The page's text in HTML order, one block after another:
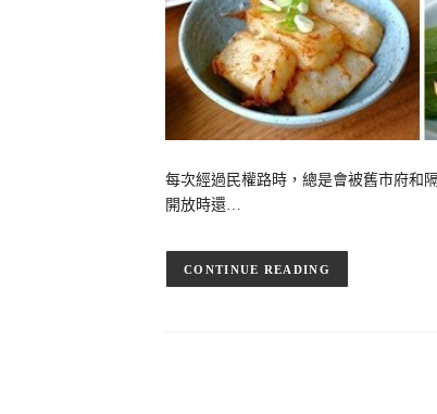
每次經過民權路時，總是會被舊市府和
開放時還…
CONTINUE READING